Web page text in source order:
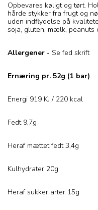
Opbevares køligt og tørt.
hårde stykker fra frugt og
uden indflydelse på
soja, gluten, mælk, peanuts
Allergener - Se fed skrift
Ernæring pr. 52g (1 bar)
Energi 919 KJ / 220 kcal
Fedt 9,7g
Heraf mættet fedt 3,4g
Kulhydrater 20g
Heraf sukker arter 15g